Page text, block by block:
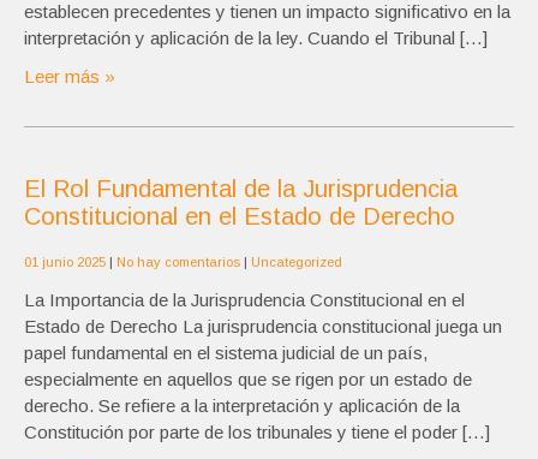
establecen precedentes y tienen un impacto significativo en la
interpretación y aplicación de la ley. Cuando el Tribunal […]
Leer más »
El Rol Fundamental de la Jurisprudencia
Constitucional en el Estado de Derecho
01 junio 2025 No hay comentarios Uncategorized
La Importancia de la Jurisprudencia Constitucional en el
Estado de Derecho La jurisprudencia constitucional juega un
papel fundamental en el sistema judicial de un país,
especialmente en aquellos que se rigen por un estado de
derecho. Se refiere a la interpretación y aplicación de la
Constitución por parte de los tribunales y tiene el poder […]